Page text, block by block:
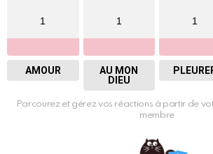
1
AMOUR
1
AU MON
DIEU
1
Parcourez et gérez vos réactions à partir de
membre